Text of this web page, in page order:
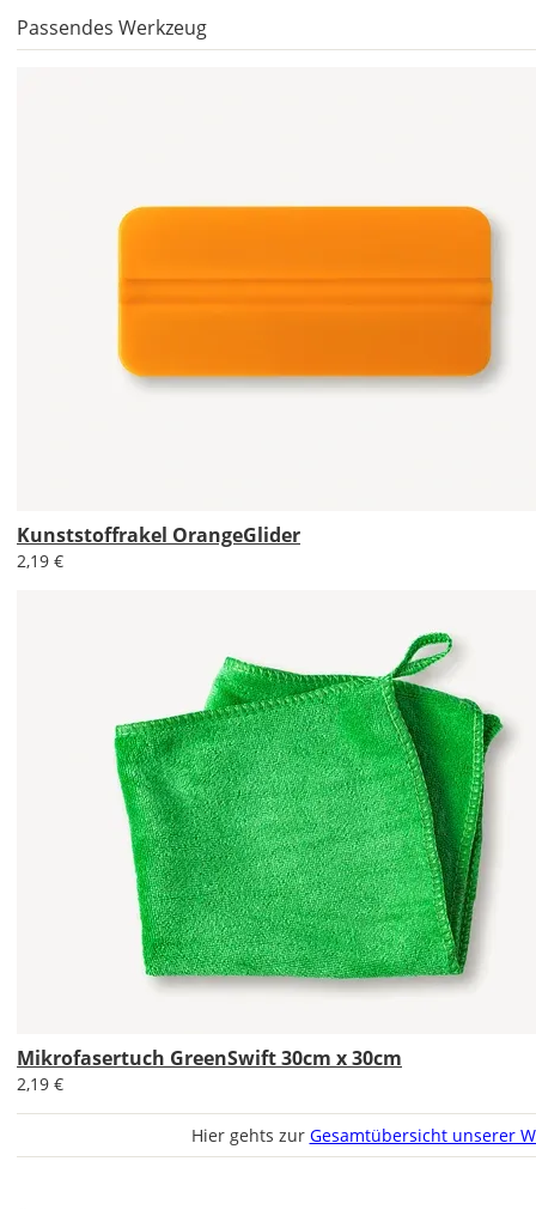
Economy
Sa., 22.08.
1,99 EUR
ohne
Produktionsaufschlag
Versandkosten 1,99
EUR
Priority
Deutschland
18.08.
ab 7,98
Passendes Werkzeug
Kunststoffrakel OrangeGlider
2,19 €
Mikrofasertuch GreenSwift 30cm x 30cm
2,19 €
Hier gehts zur Gesamtübersicht unserer